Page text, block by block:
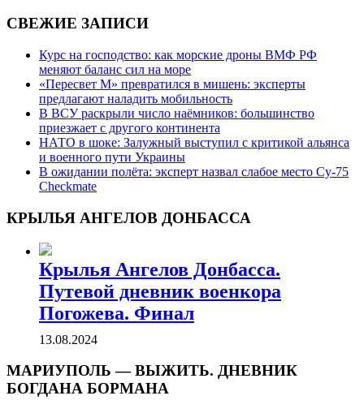
СВЕЖИЕ ЗАПИСИ
Курс на господство: как морские дроны ВМФ РФ
меняют баланс сил на море
«Пересвет М» превратился в мишень: эксперты
предлагают наладить мобильность
В ВСУ раскрыли число наёмников: большинство
приезжает с другого континента
НАТО в шоке: Залужный выступил с критикой альянса
и военного пути Украины
В ожидании полёта: эксперт назвал слабое место Су-75
Checkmate
КРЫЛЬЯ АНГЕЛОВ ДОНБАССА
Крылья Ангелов Донбасса.
Путевой дневник военкора
Погожева. Финал
13.08.2024
МАРИУПОЛЬ — ВЫЖИТЬ. ДНЕВНИК
БОГДАНА БОРМАНА